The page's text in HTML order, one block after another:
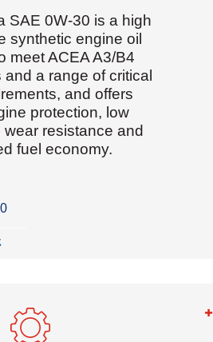
SAE 0W-30 is a high
synthetic engine oil
meet ACEA A3/B4
a range of critical
and offers
protection, low
resistance and
fuel economy.